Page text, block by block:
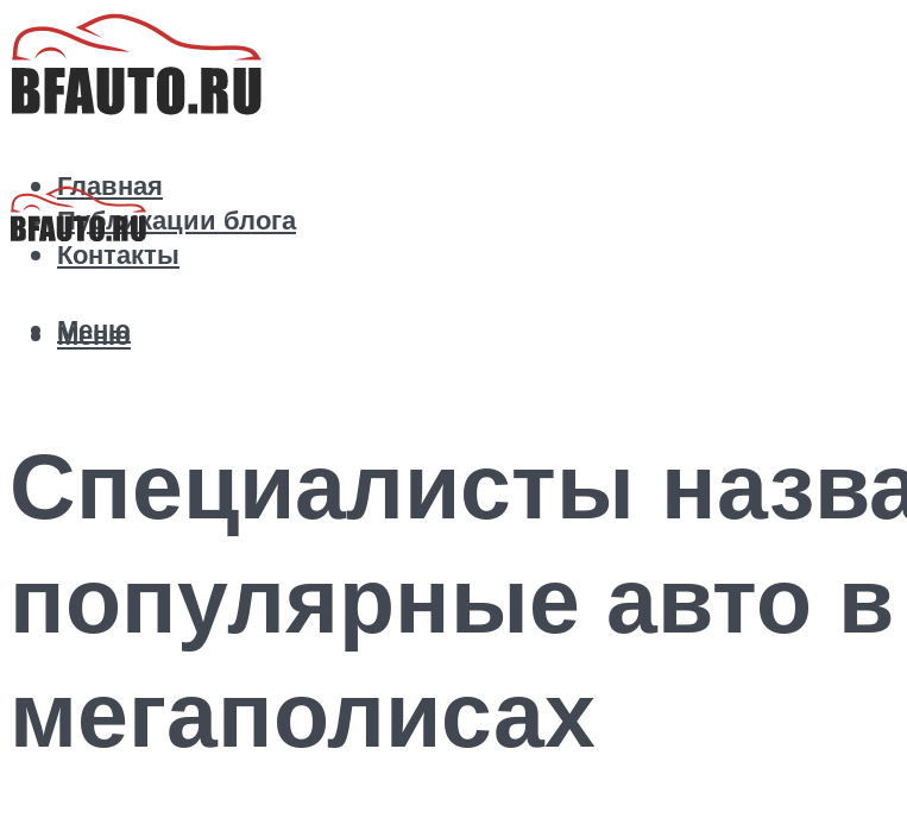
Главная
Публикации блога
Контакты
Меню
Меню
Специалисты
популярные авто
мегаполисах